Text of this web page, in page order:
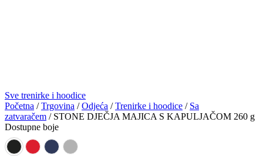
Sve trenirke i hoodice
Početna /Trgovina /Odjeća /Trenirke i hoodice / Sa
zatvaračem / STONE DJEČJA MAJICA S KAPULJAČOM 260 g
Dostupne boje